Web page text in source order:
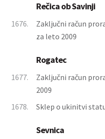
Rečica ob Savinji
1676.
Zaključni račun
za leto 2009
Rogatec
1677.
Zaključni račun
2009
1678.
Sklep o ukinitvi
Sevnica